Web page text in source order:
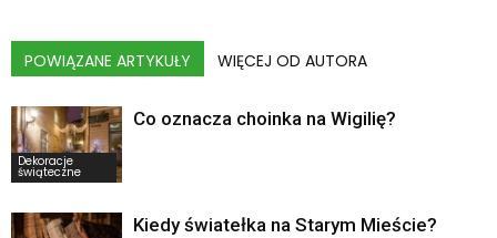
POWIĄZANE ARTYKUŁY WIĘCEJ OD AUTORA
Dekoracje
świąteczne
Co oznacza choinka na Wigilię?
Kiedy światełka na Starym Mieście?